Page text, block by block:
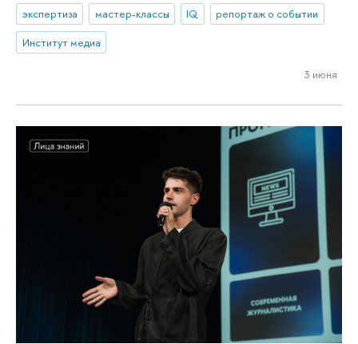
экспертиза
мастер-классы IQ
репортаж о событии
Институт медиа
3 июня